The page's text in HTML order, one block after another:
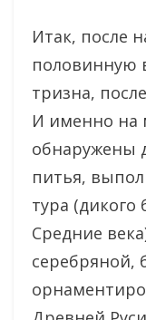
Итак, после
половинную
тризна,
И именно на
обнаружены
питья,
тура (дикого
Средние
серебряной,